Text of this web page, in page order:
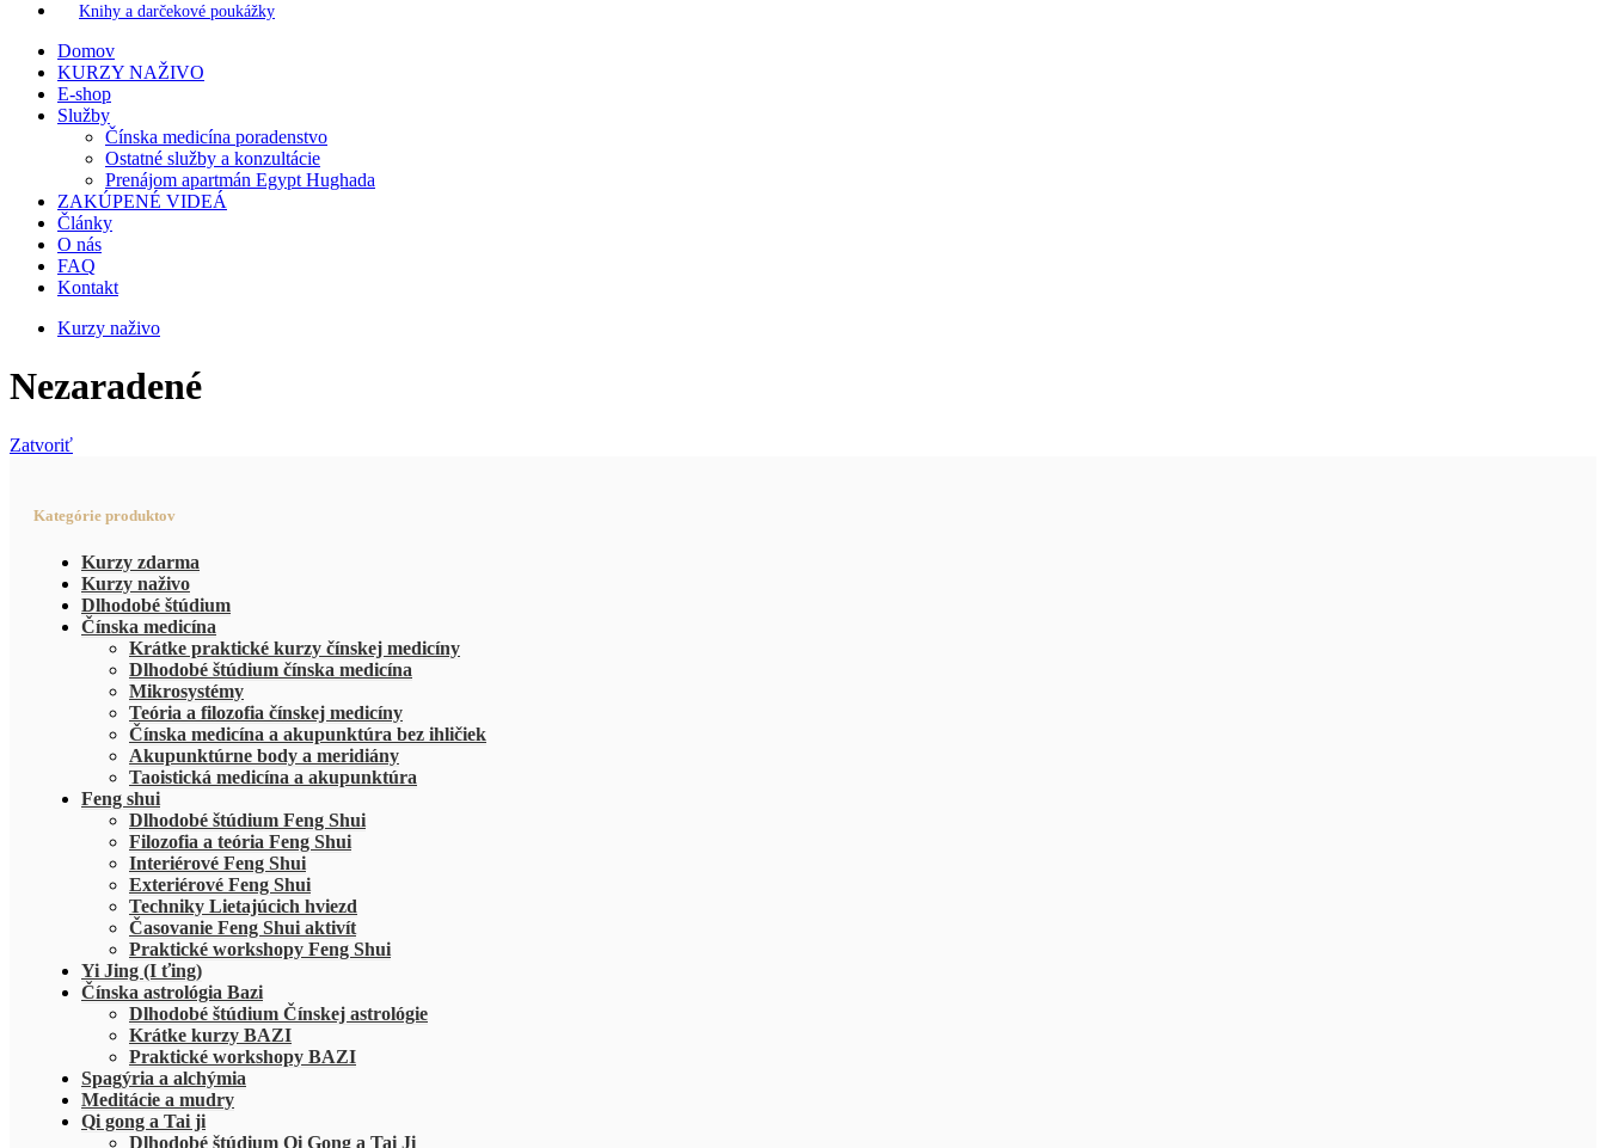
Knihy a darčekové poukážky
Domov
KURZY NAŽIVO
E-shop
Služby
Čínska medicína poradenstvo
Ostatné služby a konzultácie
Prenájom apartmán Egypt Hughada
ZAKÚPENÉ VIDEÁ
Články
O nás
FAQ
Kontakt
Kurzy naživo
Nezaradené
Zatvoriť
Kategórie produktov
Kurzy zdarma
Kurzy naživo
Dlhodobé štúdium
Čínska medicína
Krátke praktické kurzy čínskej medicíny
Dlhodobé štúdium čínska medicína
Mikrosystémy
Teória a filozofia čínskej medicíny
Čínska medicína a akupunktúra bez ihličiek
Akupunktúrne body a meridiány
Taoistická medicína a akupunktúra
Feng shui
Dlhodobé štúdium Feng Shui
Filozofia a teória Feng Shui
Interiérové Feng Shui
Exteriérové Feng Shui
Techniky Lietajúcich hviezd
Časovanie Feng Shui aktivít
Praktické workshopy Feng Shui
Yi Jing (I ťing)
Čínska astrológia Bazi
Dlhodobé štúdium Čínskej astrológie
Krátke kurzy BAZI
Praktické workshopy BAZI
Spagýria a alchýmia
Meditácie a mudry
Qi gong a Tai ji
Dlhodobé štúdium Qi Gong a Tai Ji